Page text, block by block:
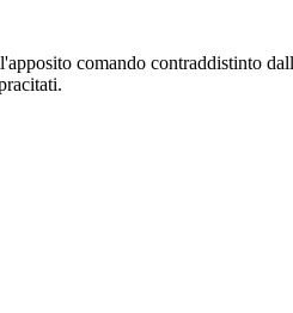
comando contraddistinto